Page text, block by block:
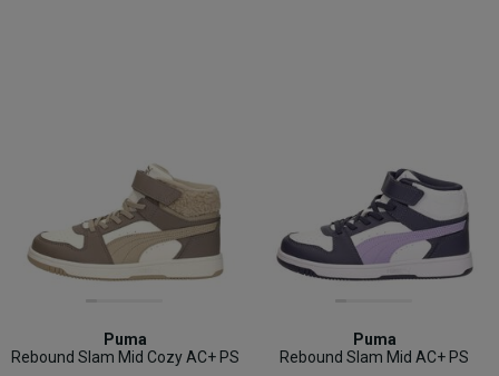
Puma
Rebound Slam Mid Cozy AC+ PS
Puma
Rebound Slam Mid AC+ PS